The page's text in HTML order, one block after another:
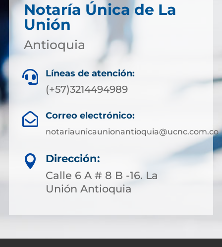
Notaría Única de La
Unión
Antioquia
 Líneas de atención:
(+57)3214494989
 Correo electrónico:
notariaunicaunionantioquia@ucnc.com.co

Dirección:
Calle 6 A # 8 B -16. La
Unión Antioquia